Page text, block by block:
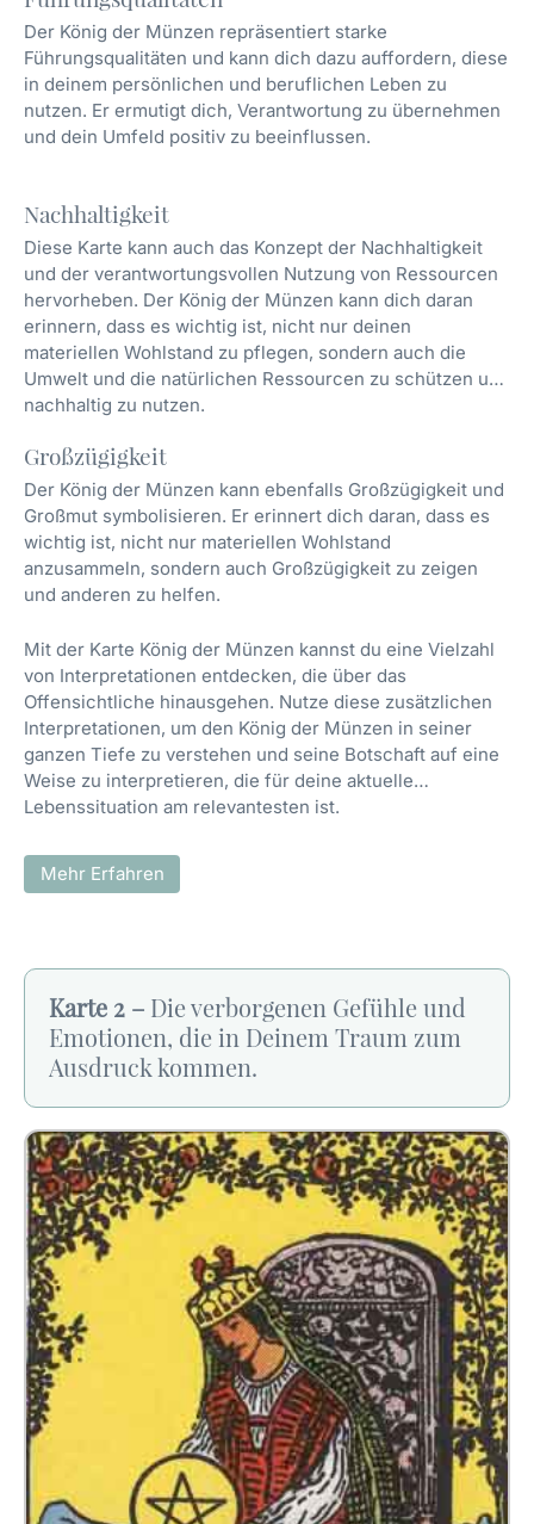
Der König der Münzen repräsentiert starke
Führungsqualitäten und kann dich dazu auffordern, diese
in deinem persönlichen und beruflichen Leben zu
nutzen. Er ermutigt dich, Verantwortung zu übernehmen
und dein Umfeld positiv zu beeinflussen.
Nachhaltigkeit
Diese Karte kann auch das Konzept der Nachhaltigkeit
und der verantwortungsvollen Nutzung von Ressourcen
hervorheben. Der König der Münzen kann dich daran
erinnern, dass es wichtig ist, nicht nur deinen
materiellen Wohlstand zu pflegen, sondern auch die
Umwelt und die natürlichen Ressourcen zu schützen und
nachhaltig zu nutzen.
Großzügigkeit
Der König der Münzen kann ebenfalls Großzügigkeit und
Großmut symbolisieren. Er erinnert dich daran, dass es
wichtig ist, nicht nur materiellen Wohlstand
anzusammeln, sondern auch Großzügigkeit zu zeigen
und anderen zu helfen.
Mit der Karte König der Münzen kannst du eine Vielzahl
von Interpretationen entdecken, die über das
Offensichtliche hinausgehen. Nutze diese zusätzlichen
Interpretationen, um den König der Münzen in seiner
ganzen Tiefe zu verstehen und seine Botschaft auf eine
Weise zu interpretieren, die für deine aktuelle
Lebenssituation am relevantesten ist.
Mehr Erfahren
Karte 2 – Die verborgenen Gefühle und
Emotionen, die in Deinem Traum zum
Ausdruck kommen.